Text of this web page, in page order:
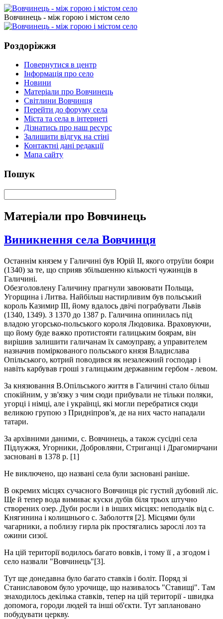
Вовчинець - між горою і містом село
Роздоріжжя
Повернутися в центр
Інформація про село
Новини
Матеріали про Вовчинець
Світлини Вовчинця
Перейти до форуму села
Міста та села в інтернеті
Дізнатись про наш ресурс
Залишити відгук на стіні
Контактні дані редакції
Мапа сайту
Пошук
Матеріали про Вовчинець
Виникнення села Вовчинця
Останнім князем у Галичині був Юрій ІІ, якого отруїли бояри
(1340) за те, що сприяв збільшенню кількості чужинців в
Галичині.
Обезголовлену Галичину прагнули завоювати Польща,
Угорщина і Литва. Найбільш настирливим був польський
король Казимир ІІІ, йому вдалось двічі пограбувати Львів
(1340, 1349). З 1370 до 1387 р. Галичина опинилась під
владою угорсько-польського короля Людовика. Враховуючи,
що йому буде важко протистояти галицьким боярам, він
вирішив залишити галичанам їх самоуправу, а управителем
назначив поміркованого польського князя Владислава
Опільського, котрий поводився як незалежний господар і
навіть карбував гроші з галицьким державним гербом - левом.
За князювання В.Опільського життя в Галичині стало більш
спокійним, у зв'язку з чим сюди прибували не тільки поляки,
угорці і німці, але і українці, які могли перебратися сюди
великою групою з Придніпров'я, де на них часто нападали
татари.
За архівними даними, с. Вовчинець, а також сусідні села
Підлужжя, Угорники, Добровляни, Стриганці і Драгомирчани
засновані в 1378 р. [1]
Не виключено, що названі села були засновані раніше.
В окремих місцях сучасного Вовчинця ріс густий дубовий ліс.
Ще й тепер вода вимиває куски дубів біля трьох штучно
створених озер. Дуби росли і в інших місцях: неподалік від с.
Княгинина і колишнього с. Заболоття [2]. Місцями були
чагарники, а поблизу гирла рік простягались зарослі лоз та
ожини сизої.
На цій території водилось багато вовків, і тому її , а згодом і
село назвали "Вовчинець"[3].
Тут ще донедавна було багато ставків і боліт. Поряд зі
Станиславовом було урочище, що називалось "Ставищі". Там
знаходилось декілька ставків, тепер на цій території - швидка
допомога, городи людей та інші об'єкти. Тут заплановано
побудувати церкву.